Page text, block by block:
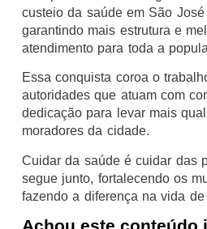
custeio da saúde em São
garantindo mais estrutura e
atendimento para toda a
Essa conquista coroa o
autoridades que atuam com
dedicação para levar mais
moradores da cidade.
Cuidar da saúde é cuidar das
segue junto, fortalecendo os
fazendo a diferença na vida